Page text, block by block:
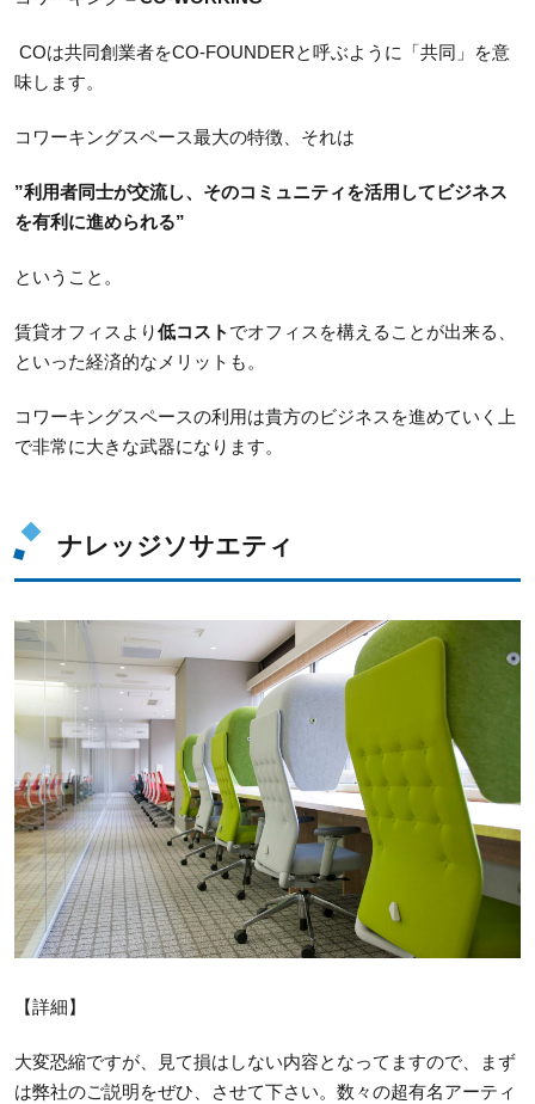
COは共同創業者をCO-FOUNDERと呼ぶように「共同」を意
味します。
コワーキングスペース最大の特徴、それは
”利用者同士が交流し、そのコミュニティを活用してビジネス
を有利に進められる”
ということ。
賃貸オフィスより低コスト でオフィスを構えることが出来る、
といった経済的なメリットも。
コワーキングスペースの利用は貴方のビジネスを進めていく上
で非常に大きな武器になります。
ナレッジソサエティ
【詳細】
大変恐縮ですが、見て損はしない内容となってますので、まず
は弊社のご説明をぜひ、させて下さい。数々の超有名アーティ